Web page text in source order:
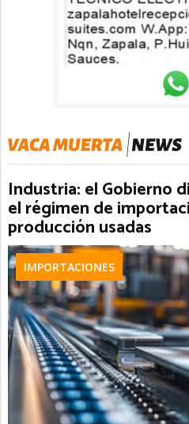
Industria: el Gobierno
el régimen de
producción usadas
IMPORTACIONES